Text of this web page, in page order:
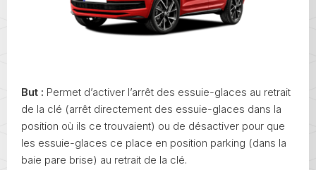
But : Permet d’activer l’arrêt des essuie-glaces au retrait
de la clé (arrêt directement des essuie-glaces dans la
position où ils ce trouvaient) ou de désactiver pour que
les essuie-glaces ce place en position parking (dans la
baie pare brise) au retrait de la clé.